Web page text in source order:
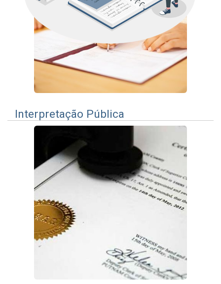
Interpretação Pública